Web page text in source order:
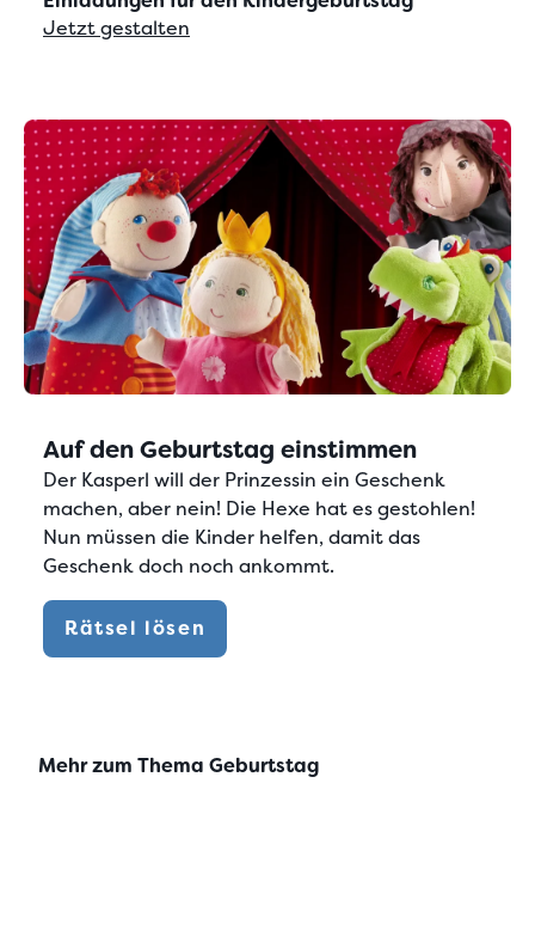
Jetzt gestalten
Auf den Geburtstag einstimmen
Der Kasperl will der Prinzessin ein Geschenk
machen, aber nein! Die Hexe hat es gestohlen!
Nun müssen die Kinder helfen, damit das
Geschenk doch noch ankommt.
Rätsel lösen
Mehr zum Thema Geburtstag